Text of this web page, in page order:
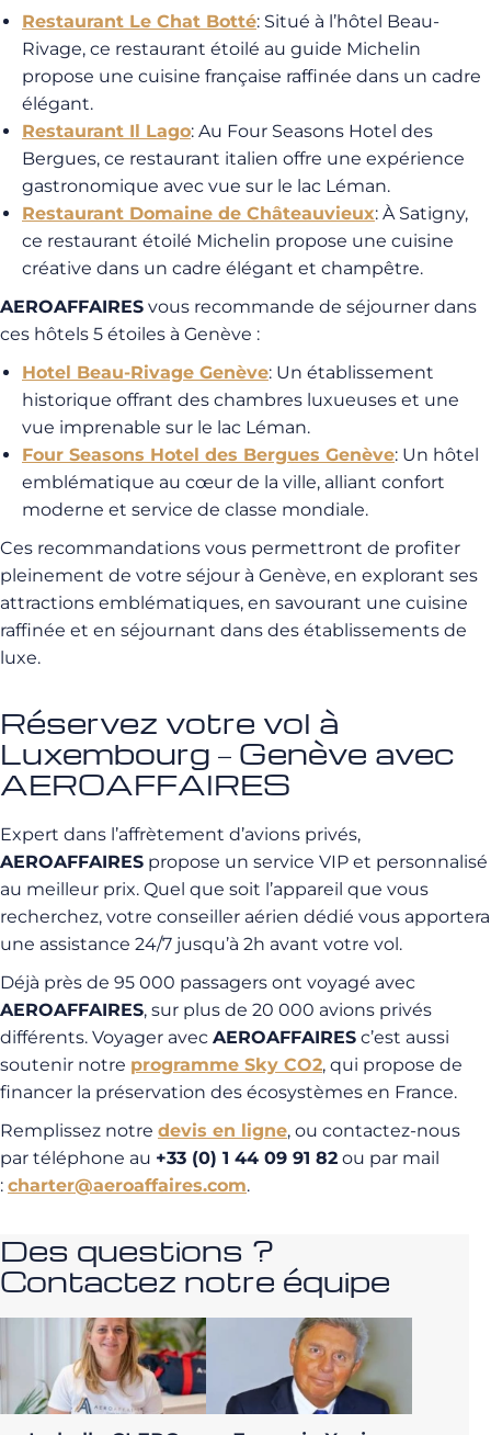
Restaurant Le Chat Botté: Situé à l’hôtel Beau-
Rivage, ce restaurant étoilé au guide Michelin
propose une cuisine française raffinée dans un cadre
élégant.
Restaurant Il Lago: Au Four Seasons Hotel des
Bergues, ce restaurant italien offre une expérience
gastronomique avec vue sur le lac Léman.
Restaurant Domaine de Châteauvieux: À Satigny,
ce restaurant étoilé Michelin propose une cuisine
créative dans un cadre élégant et champêtre.
AEROAFFAIRES vous recommande de séjourner dans
ces hôtels 5 étoiles à Genève :
Hotel Beau-Rivage Genève: Un établissement
historique offrant des chambres luxueuses et une
vue imprenable sur le lac Léman.
Four Seasons Hotel des Bergues Genève: Un hôtel
emblématique au cœur de la ville, alliant confort
moderne et service de classe mondiale.
Ces recommandations vous permettront de profiter
pleinement de votre séjour à Genève, en explorant ses
attractions emblématiques, en savourant une cuisine
raffinée et en séjournant dans des établissements de
luxe.
Réservez votre vol à
Luxembourg – Genève avec
AEROAFFAIRES
Expert dans l’affrètement d’avions privés,
AEROAFFAIRES propose un service VIP et personnalisé
au meilleur prix. Quel que soit l’appareil que vous
recherchez, votre conseiller aérien dédié vous apportera
une assistance 24/7 jusqu’à 2h avant votre vol.
Déjà près de 95 000 passagers ont voyagé avec
AEROAFFAIRES, sur plus de 20 000 avions privés
différents. Voyager avec AEROAFFAIRES c’est aussi
soutenir notre programme Sky CO2, qui propose de
financer la préservation des écosystèmes en France.
Remplissez notre devis en ligne, ou contactez-nous
par téléphone au +33 (0) 1 44 09 91 82 ou par mail
: charter@aeroaffaires.com.
Des questions ?
Contactez notre équipe